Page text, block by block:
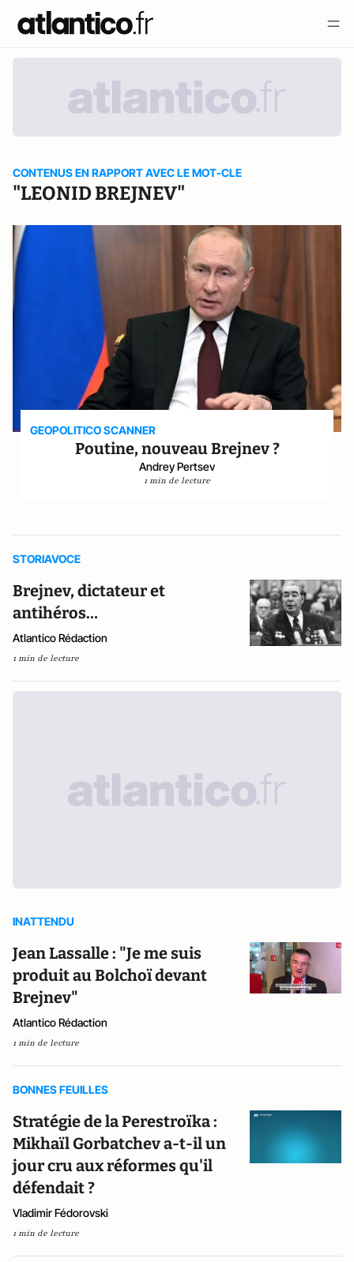
CONTENUS EN RAPPORT AVEC LE MOT-CLE
"LEONID BREJNEV"
GEOPOLITICO SCANNER
Poutine, nouveau Brejnev ?
Andrey Pertsev
1 min de lecture
STORIAVOCE
Brejnev, dictateur et
antihéros…
Atlantico Rédaction
1 min de lecture
INATTENDU
Jean Lassalle : "Je me suis
produit au Bolchoï devant
Brejnev"
Atlantico Rédaction
1 min de lecture
BONNES FEUILLES
Stratégie de la Perestroïka :
Mikhaïl Gorbatchev a-t-il un
jour cru aux réformes qu'il
défendait ?
Vladimir Fédorovski
1 min de lecture